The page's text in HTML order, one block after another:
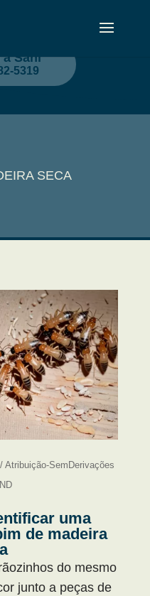
a Sani
5319
SECA
Atribuição-SemDerivações
uma
de madeira
do mesmo
junto a peças de